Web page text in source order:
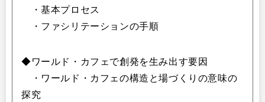
・基本プロセス
・ファシリテーションの手順
◆ワールド・カフェで創発を生み出す要因
・ワールド・カフェの構造と場づくりの意味の
探究